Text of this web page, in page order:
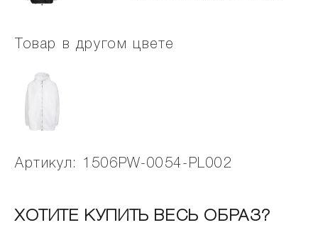
Товар в другом цвете
Артикул: 1506PW-0054-PL002
ХОТИТЕ КУПИТЬ ВЕСЬ ОБРАЗ?